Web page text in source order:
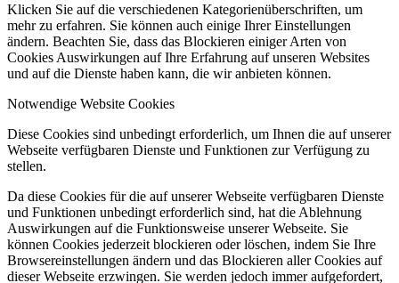
Klicken Sie auf die verschiedenen Kategorienüberschriften, um
mehr zu erfahren. Sie können auch einige Ihrer Einstellungen
ändern. Beachten Sie, dass das Blockieren einiger Arten von
Cookies Auswirkungen auf Ihre Erfahrung auf unseren Websites
und auf die Dienste haben kann, die wir anbieten können.
Notwendige Website Cookies
Diese Cookies sind unbedingt erforderlich, um Ihnen die auf unserer
Webseite verfügbaren Dienste und Funktionen zur Verfügung zu
stellen.
Da diese Cookies für die auf unserer Webseite verfügbaren Dienste
und Funktionen unbedingt erforderlich sind, hat die Ablehnung
Auswirkungen auf die Funktionsweise unserer Webseite. Sie
können Cookies jederzeit blockieren oder löschen, indem Sie Ihre
Browsereinstellungen ändern und das Blockieren aller Cookies auf
dieser Webseite erzwingen. Sie werden jedoch immer aufgefordert,